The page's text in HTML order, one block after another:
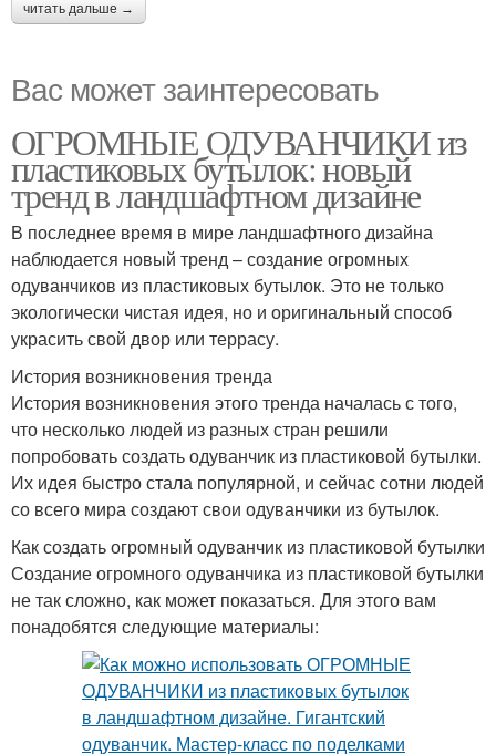
читать дальше →
Вас может заинтересовать
ОГРОМНЫЕ ОДУВАНЧИКИ из
пластиковых бутылок: новый
тренд в ландшафтном дизайне
В последнее время в мире ландшафтного дизайна
наблюдается новый тренд – создание огромных
одуванчиков из пластиковых бутылок. Это не только
экологически чистая идея, но и оригинальный способ
украсить свой двор или террасу.
История возникновения тренда
История возникновения этого тренда началась с того,
что несколько людей из разных стран решили
попробовать создать одуванчик из пластиковой бутылки.
Их идея быстро стала популярной, и сейчас сотни людей
со всего мира создают свои одуванчики из бутылок.
Как создать огромный одуванчик из пластиковой бутылки
Создание огромного одуванчика из пластиковой бутылки
не так сложно, как может показаться. Для этого вам
понадобятся следующие материалы: